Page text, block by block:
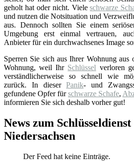
geholt hat oder nicht. Vieleschwarze
und nutzen die Notsituation und
aus. Dennoch sollten Sie einem
Umgebung erst einmal vertrauen,
Anbieter für ein durchwachsenes Image
Sperren Sie sich aus Ihrer Wohnung
Wohnung, weil Ihr Schlüssel verloren
verständlicherweise so schnell wie
zurück. In dieserPanik- und
gefundene Opfer fürschwarze Schafe,
informieren Sie sich deshalb vorher gut!
News zum
Niedersachsen
Der Feed hat keine Einträge.